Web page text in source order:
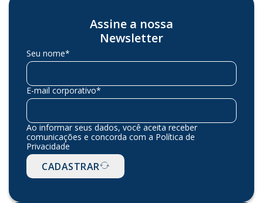
Assine a nossa
Newsletter
Seu nome*
E-mail corporativo*
Ao informar seus dados, você aceita receber
comunicações e concorda com a Política de
Privacidade
CADASTRAR